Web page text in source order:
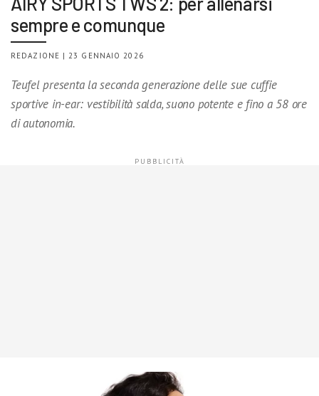
sempre e comunque
REDAZIONE | 23 GENNAIO 2026
Teufel presenta la seconda generazione delle sue cuffie
sportive in-ear: vestibilità salda, suono potente e fino a 58 ore
di autonomia.